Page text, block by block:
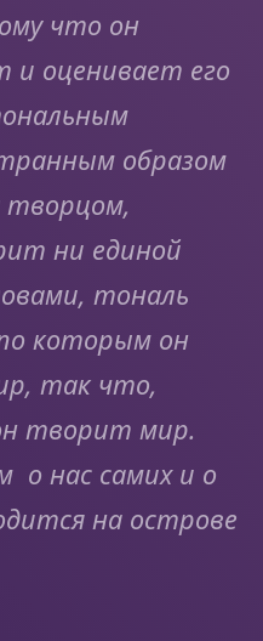
что он
и оценивает его
образом
творцом,
ни единой
тональ
которым он
так что,
творит мир.
о нас самих и о
на острове